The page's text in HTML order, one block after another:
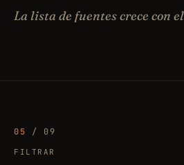
La lista de fuentes crece con
05 / 09
FILTRAR